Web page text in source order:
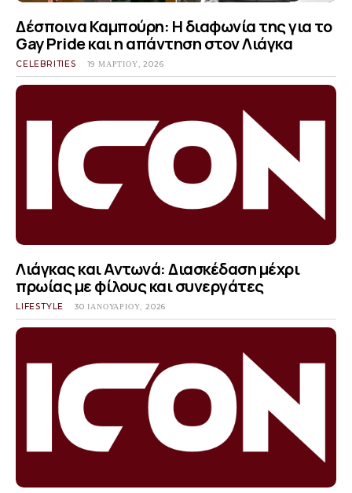
Δέσποινα Καμπούρη: Η διαφωνία της για το
Gay Pride και η απάντηση στον Λιάγκα
CELEBRITIES 19 ΜΑΡΤΊΟΥ, 2026
Λιάγκας και Αντωνά: Διασκέδαση μέχρι
πρωίας με φίλους και συνεργάτες
LIFESTYLE 30 ΙΑΝΟΥΑΡΊΟΥ, 2026